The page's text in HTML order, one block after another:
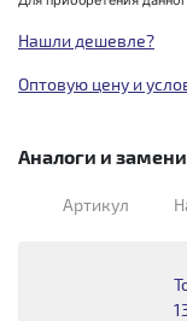
Нашли дешевле?
Оптовую цену и
Аналоги и
Артикул